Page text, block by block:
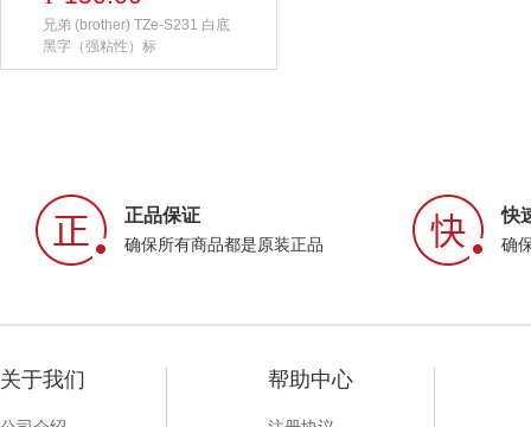
兄弟 (brother) TZe-S231 白底
黑字（强粘性）标
正品保证
确保所有商品都是原装正品
快
确
关于我们 帮助中心